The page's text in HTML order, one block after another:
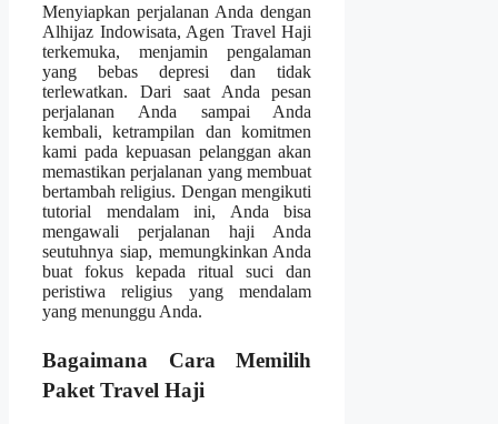
Menyiapkan perjalanan Anda dengan
Alhijaz Indowisata, Agen Travel Haji
terkemuka, menjamin pengalaman
yang bebas depresi dan tidak
terlewatkan. Dari saat Anda pesan
perjalanan Anda sampai Anda
kembali, ketrampilan dan komitmen
kami pada kepuasan pelanggan akan
memastikan perjalanan yang membuat
bertambah religius. Dengan mengikuti
tutorial mendalam ini, Anda bisa
mengawali perjalanan haji Anda
seutuhnya siap, memungkinkan Anda
buat fokus kepada ritual suci dan
peristiwa religius yang mendalam
yang menunggu Anda.
Bagaimana Cara Memilih
Paket Travel Haji